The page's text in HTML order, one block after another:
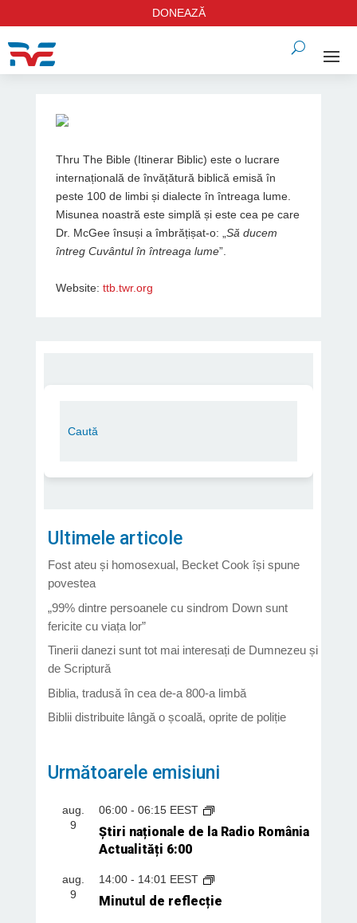
DONEAZĂ
Thru The Bible (Itinerar Biblic) este o lucrare
internațională de învățătură biblică emisă în
peste 100 de limbi și dialecte în întreaga lume.
Misunea noastră este simplă și este cea pe care
Dr. McGee însuși a îmbrățișat-o: „ Să ducem
întreg Cuvântul în întreaga lume”.
Website: ttb.twr.org
Ultimele articole
Fost ateu și homosexual, Becket Cook își spune
povestea
„99% dintre persoanele cu sindrom Down sunt
fericite cu viața lor”
Tinerii danezi sunt tot mai interesați de Dumnezeu și
de Scriptură
Biblia, tradusă în cea de-a 800-a limbă
Biblii distribuite lângă o școală, oprite de poliție
Următoarele emisiuni
aug.
9
06:00- 06:15 EEST
Știri naționale de la Radio România
Actualități 6:00
aug.
9
14:00- 14:01 EEST
Minutul de reflecție